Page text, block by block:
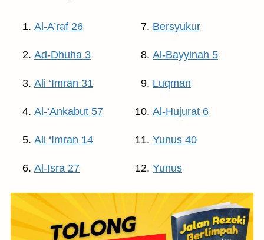
Al-A’raf 26
Ad-Dhuha 3
Ali ‘Imran 31
Al-‘Ankabut 57
Ali ‘Imran 14
Al-Isra 27
Bersyukur
Al-Bayyinah 5
Luqman
Al-Hujurat 6
Yunus 40
Yunus